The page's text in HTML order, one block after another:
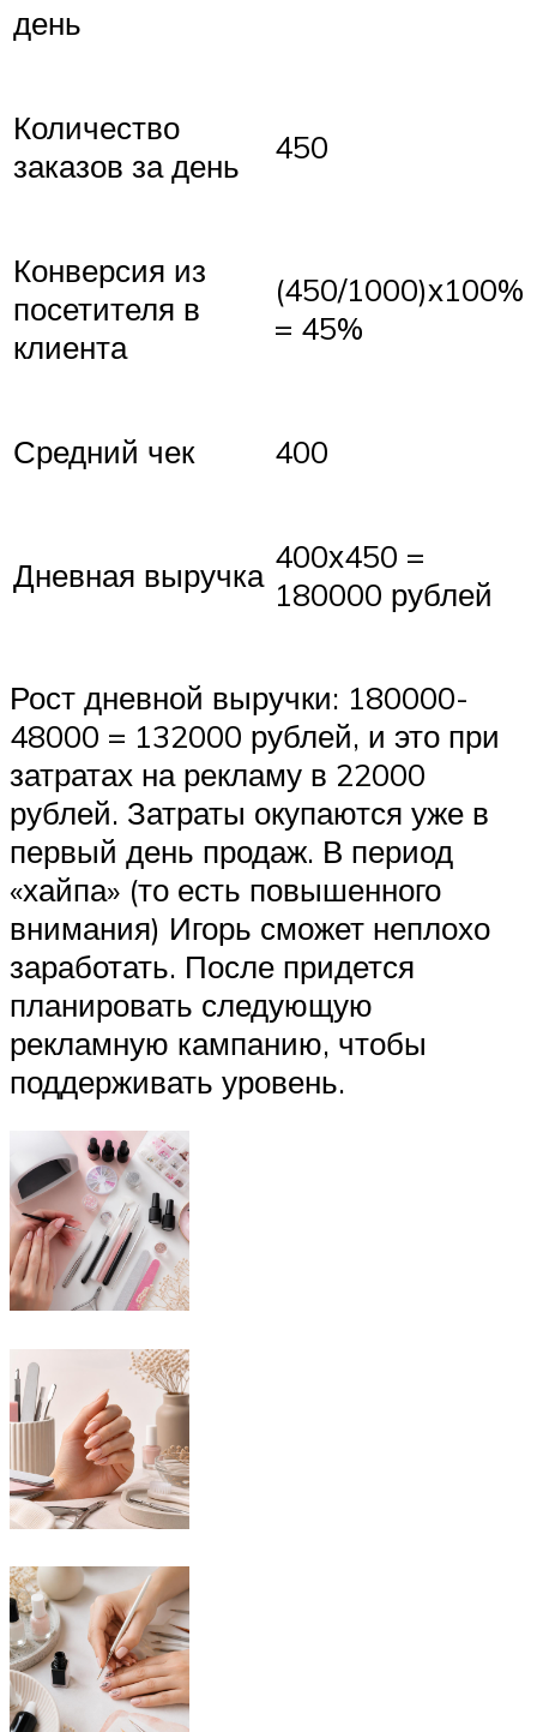
день
Количество
заказов за день
450
Конверсия из
посетителя в
клиента
(450/1000)х100%
= 45%
Средний чек 400
Дневная выручка 400х450 =
180000 рублей
Рост дневной выручки: 180000-
48000 = 132000 рублей, и это при
затратах на рекламу в 22000
рублей. Затраты окупаются уже в
первый день продаж. В период
«хайпа» (то есть повышенного
внимания) Игорь сможет неплохо
заработать. После придется
планировать следующую
рекламную кампанию, чтобы
поддерживать уровень.